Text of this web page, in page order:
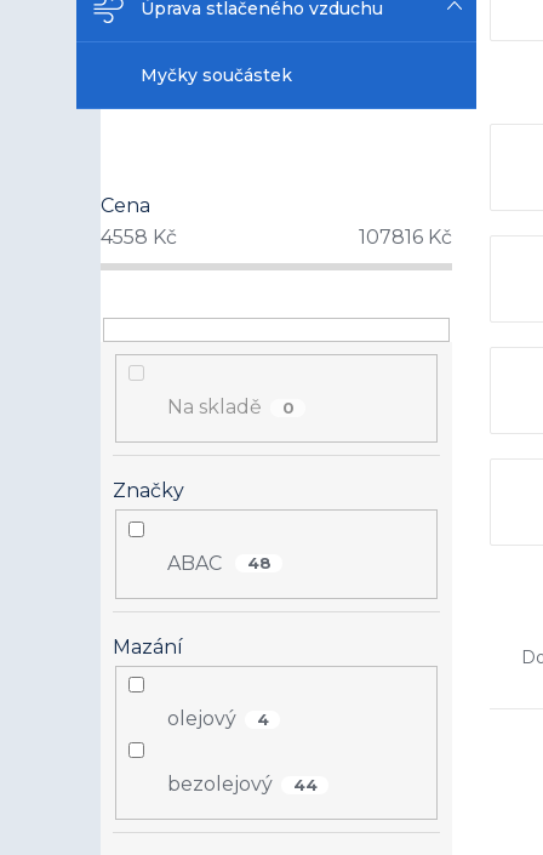
Úprava stlačeného vzduchu
Myčky součástek
Cena
4558 Kč 107816 Kč
Na skladě 0
Značky
ABAC 48
Mazání
olejový 4
bezolejový 44
e